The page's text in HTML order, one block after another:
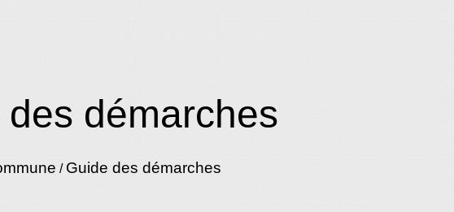
des démarches
/ Guide des démarches